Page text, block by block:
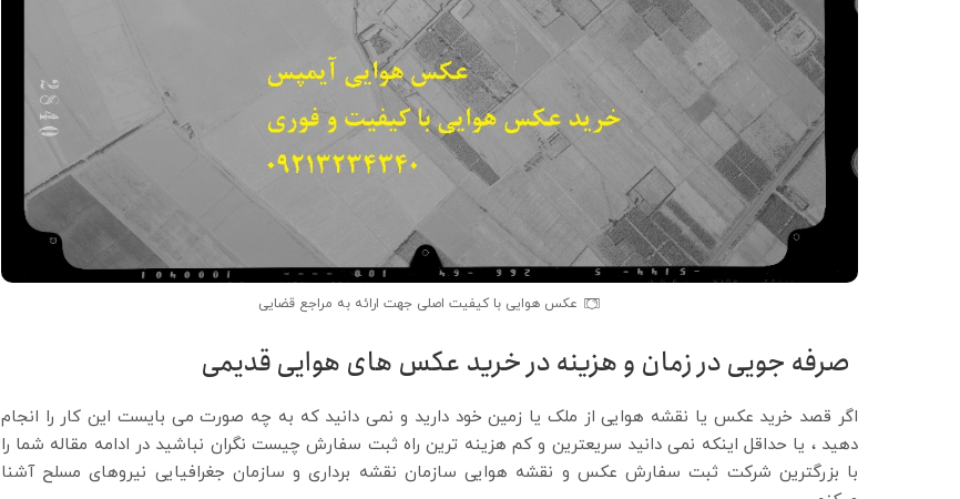
عکس هوایی با کیفیت اصلی جهت ارائه به مراجع قضایی
صرفه جویی در زمان و هزینه در خرید عکس های هوایی قدیمی
اگر قصد خرید عکس یا نقشه هوایی از ملک یا زمین خود دارید و نمی دانید که به چه صورت می بایست این کار را انجام
دهید ، یا حداقل اینکه نمی دانید سریعترین و کم هزینه ترین راه ثبت سفارش چیست نگران نباشید در ادامه مقاله شما را
با بزرگترین شرکت ثبت سفارش عکس و نقشه هوایی سازمان نقشه برداری و سازمان جغرافیایی نیروهای مسلح آشنا